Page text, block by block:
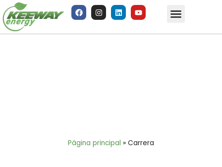
Página principal » Carrera